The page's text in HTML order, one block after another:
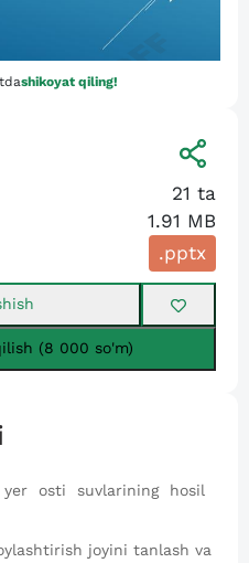
shikoyat qiling!
21 ta
1.91 MB
.pptx
(8 000 so'm)
yer osti suvlarining hosil
joyini tanlash va